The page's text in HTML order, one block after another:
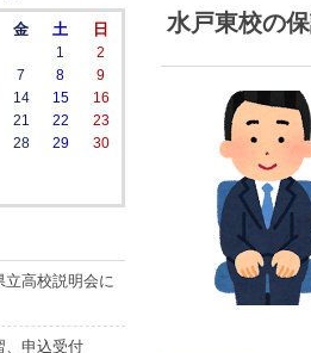
水戸東校の
金 土 日
1
2
7 8
9
14 15
16
21 22
23
28 29
30
高校説明会に
申込受付